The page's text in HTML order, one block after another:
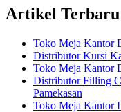
Artikel Terbaru
Toko Meja Kantor
Distributor Kursi
Toko Meja Kantor
Distributor Filling
Pamekasan
Toko Meja Kantor